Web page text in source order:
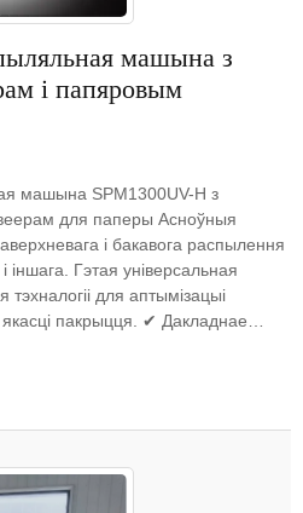
машына з
і папяровым
машына SPM1300UV-H з
для паперы Асноўныя
і бакавога распылення
іншага. Гэтая універсальная
для аптымізацыі
якасці пакрыцця. ✔ Дакладнае